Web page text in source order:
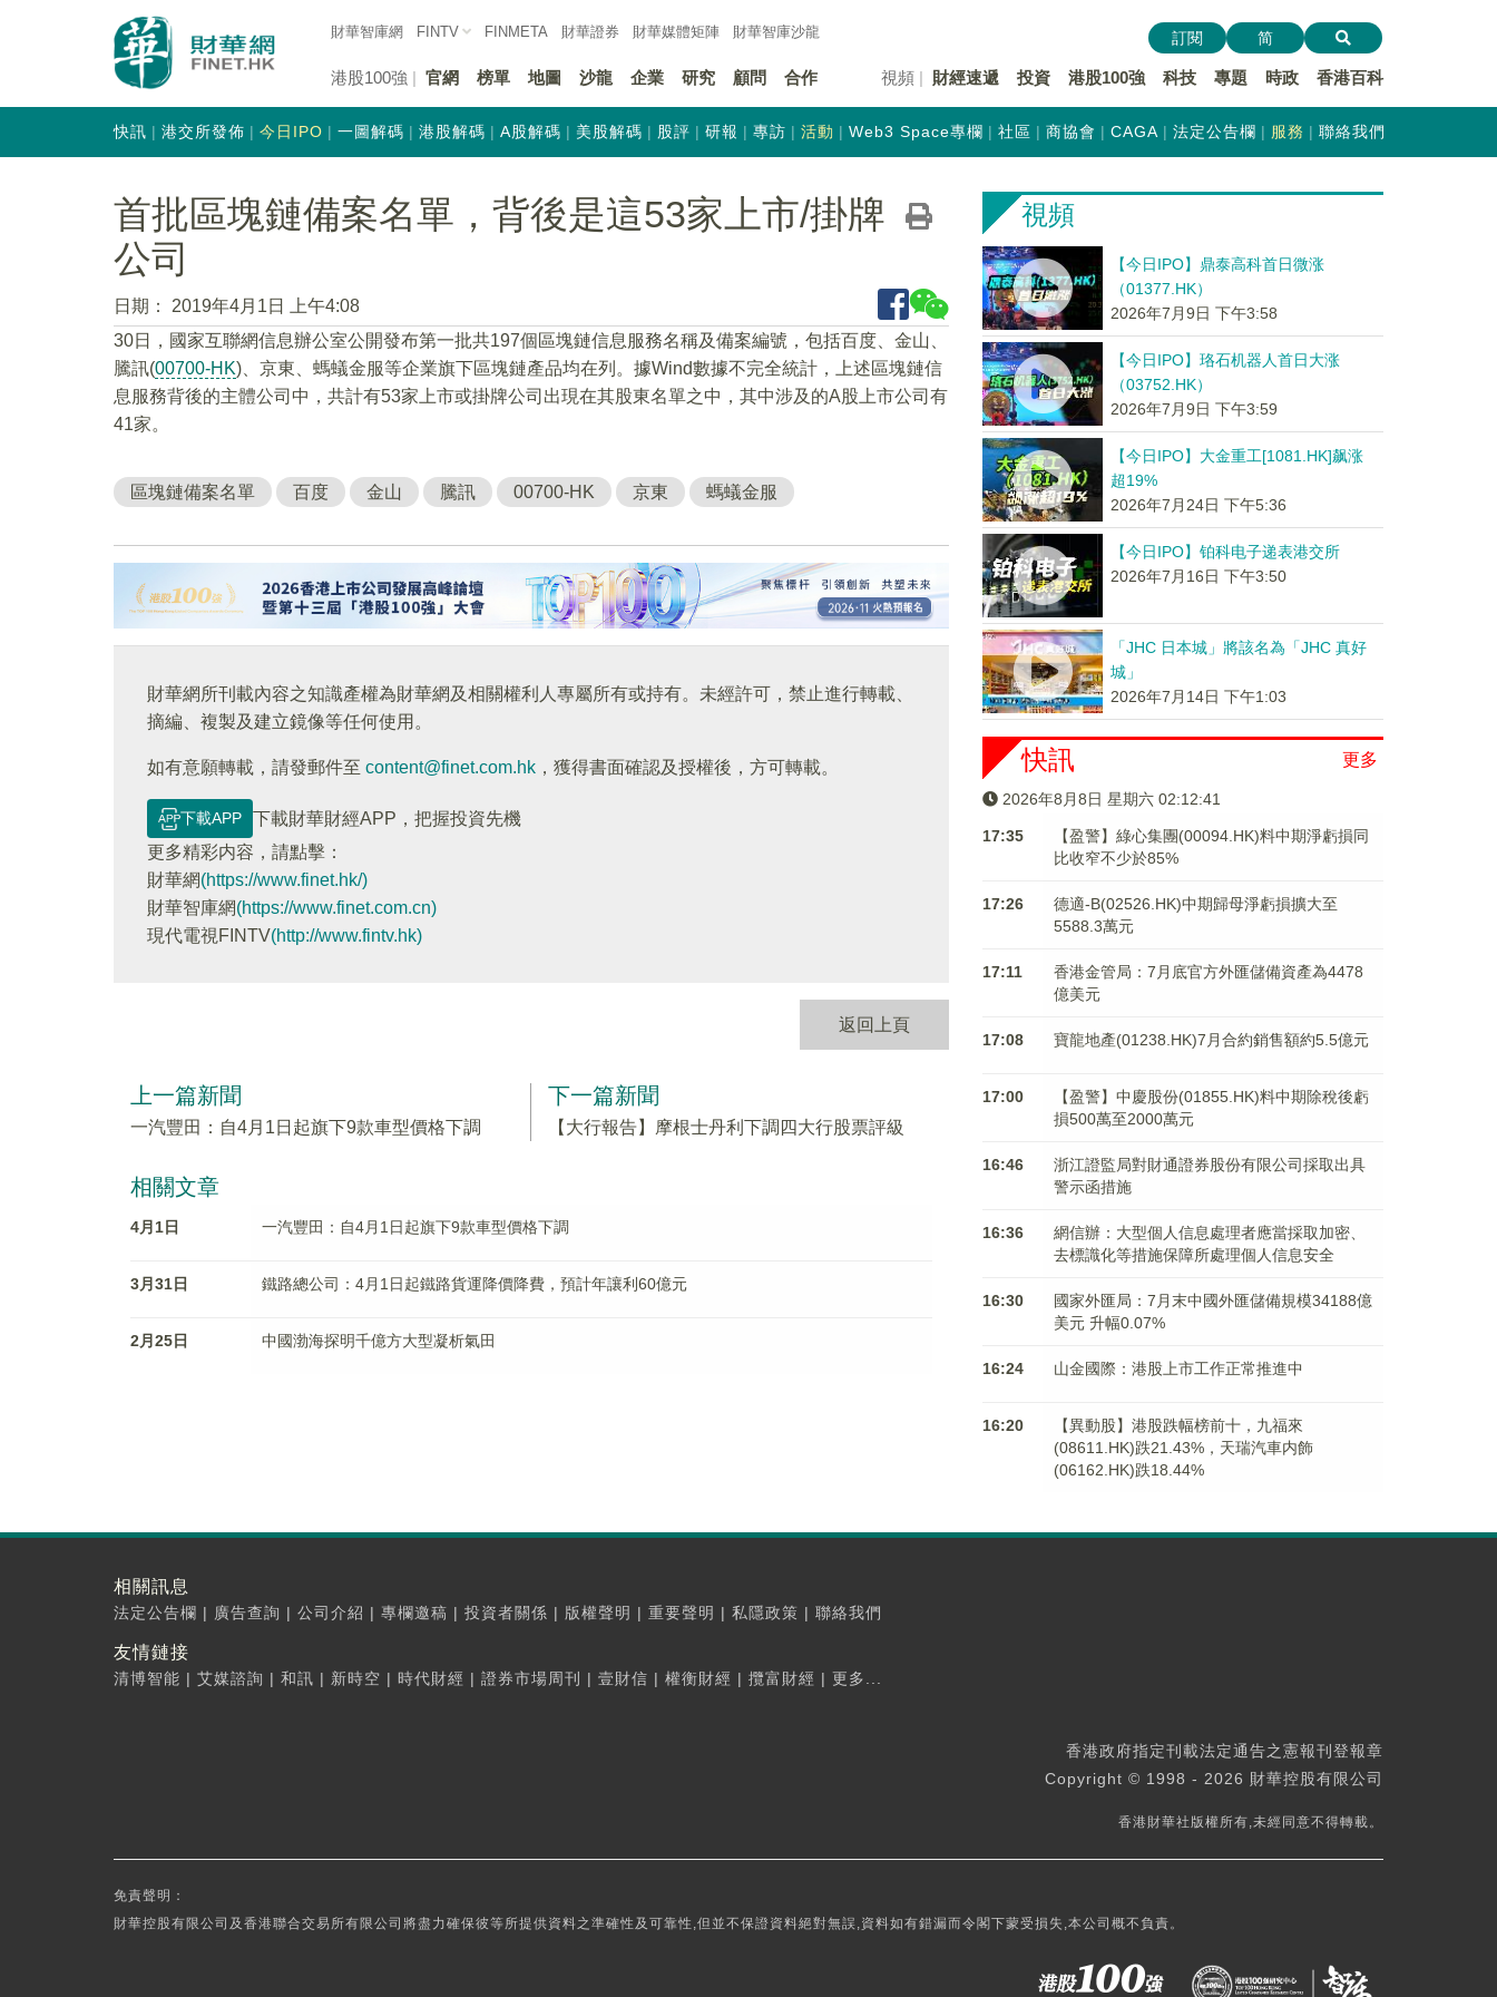
財華智庫網 FINTV FINMETA 財華證券 財華媒體矩陣 財華智庫沙龍
港股100強 官網 榜單 地圖 沙龍 企業 研究 顧問 合作 視頻 財經速遞 投資 港股100強 科技 專題 時政 香港百科
訂閱 简
快訊 港交所發佈 今日IPO 一圖解碼 港股解碼 A股解碼 美股解碼 股評 研報 專訪 活動 Web3 Space專欄 社區 商協會 CAGA 法定公告欄 服務 聯絡我們
首批區塊鏈備案名單，背後是這53家上市/掛牌
公司
日期：
2019年4月1日 上午4:08
30日，國家互聯網信息辦公室公開發布第一批共197個區塊鏈信息服務名稱及備案編號，包括百度、金山、
騰訊(00700-HK)、京東、螞蟻金服等企業旗下區塊鏈產品均在列。據Wind數據不完全統計，上述區塊鏈信
息服務背後的主體公司中，共計有53家上市或掛牌公司出現在其股東名單之中，其中涉及的A股上市公司有
41家。
區塊鏈備案名單 百度 金山 騰訊 00700-HK 京東 螞蟻金服
財華網所刊載內容之知識產權為財華網及相關權利人專屬所有或持有。未經許可，禁止進行轉載、
摘編、複製及建立鏡像等任何使用。
如有意願轉載，請發郵件至 content@finet.com.hk ，獲得書面確認及授權後，方可轉載。
下載APP
下載財華財經APP，把握投資先機
更多精彩内容，請點擊：
財華網(https://www.finet.hk/)
財華智庫網(https://www.finet.com.cn)
現代電視FINTV(http://www.fintv.hk)
返回上頁
上一篇新聞
一汽豐田：自4月1日起旗下9款車型價格下調
下一篇新聞
【大行報告】摩根士丹利下調四大行股票評級
相關文章
4月1日 一汽豐田：自4月1日起旗下9款車型價格下調
3月31日 鐵路總公司：4月1日起鐵路貨運降價降費，預計年讓利60億元
2月25日 中國渤海探明千億方大型凝析氣田
視頻
【今日IPO】鼎泰高科首日微涨
（01377.HK）
2026年7月9日 下午3:58
【今日IPO】珞石机器人首日大涨
（03752.HK）
2026年7月9日 下午3:59
【今日IPO】大金重工[1081.HK]飙涨
超19%
2026年7月24日 下午5:36
【今日IPO】铂科电子递表港交所
2026年7月16日 下午3:50
「JHC 日本城」將該名為「JHC 真好
城」
2026年7月14日 下午1:03
更多
快訊
2026年8月8日 星期六 02:12:41
17:35
【盈警】綠心集團(00094.HK)料中期淨虧損同
比收窄不少於85%
17:26
德適-B(02526.HK)中期歸母淨虧損擴大至
5588.3萬元
17:11
香港金管局：7月底官方外匯儲備資產為4478
億美元
17:08 寶龍地產(01238.HK)7月合約銷售額約5.5億元
17:00
【盈警】中慶股份(01855.HK)料中期除稅後虧
損500萬至2000萬元
16:46
浙江證監局對財通證券股份有限公司採取出具
警示函措施
16:36
網信辦：大型個人信息處理者應當採取加密、
去標識化等措施保障所處理個人信息安全
16:30
國家外匯局：7月末中國外匯儲備規模34188億
美元 升幅0.07%
16:24 山金國際：港股上市工作正常推進中
16:20
【異動股】港股跌幅榜前十，九福來
(08611.HK)跌21.43%，天瑞汽車内飾
(06162.HK)跌18.44%
相關訊息
法定公告欄 | 廣告查詢 | 公司介紹 | 專欄邀稿 | 投資者關係 | 版權聲明 | 重要聲明 | 私隱政策 | 聯絡我們
友情鏈接
清博智能 | 艾媒諮詢 | 和訊 | 新時空 | 時代財經 | 證券市場周刊 | 壹財信 | 權衡財經 | 攬富財經 | 更多...
香港政府指定刊載法定通告之憲報刊登報章
Copyright © 1998 - 2026 財華控股有限公司
香港財華社版權所有,未經同意不得轉載。
免責聲明：
財華控股有限公司及香港聯合交易所有限公司將盡力確保彼等所提供資料之準確性及可靠性,但並不保證資料絕對無誤,資料如有錯漏而令閣下蒙受損失,本公司概不負責。